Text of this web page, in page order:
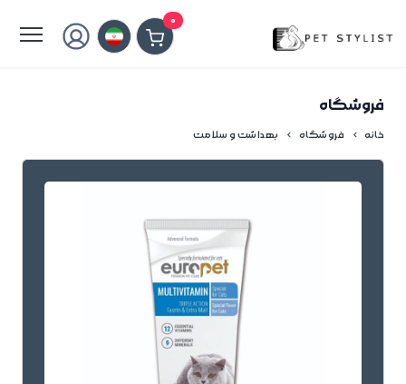
0
فروشگاه
خانه فروشگاه بهداشت و سلامت